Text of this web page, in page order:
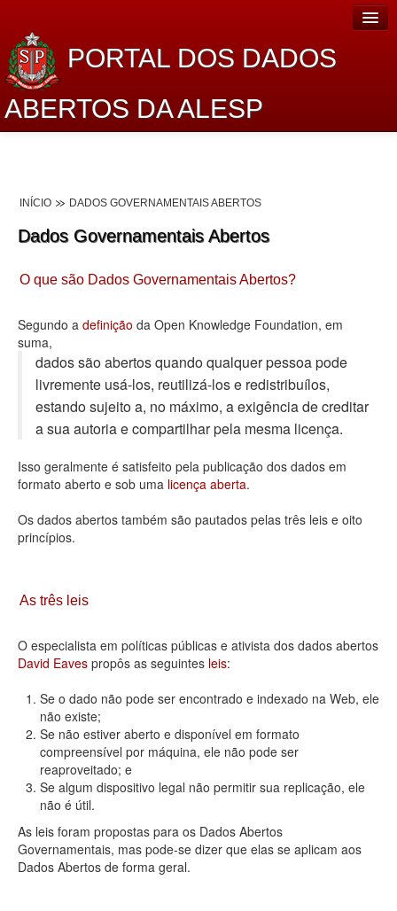
PORTAL DOS DADOS
ABERTOS DA ALESP
Lei de Acesso à Informação
Dados Governamentais Abertos
Planejamento
Catálogo de dados
Processo Legislativo
Deputados Estaduais
Administração
Legislação
Agenda
Contato
INÍCIO DADOS GOVERNAMENTAIS ABERTOS
Dados Governamentais Abertos
O que são Dados Governamentais Abertos?
Segundo a definição da Open Knowledge Foundation, em
suma,
dados são abertos quando qualquer pessoa pode
livremente usá-los, reutilizá-los e redistribuí­los,
estando sujeito a, no máximo, a exigência de creditar
a sua autoria e compartilhar pela mesma licença.
Isso geralmente é satisfeito pela publicação dos dados em
formato aberto e sob uma licença aberta.
Os dados abertos também são pautados pelas três leis e oito
princípios.
As três leis
O especialista em políticas públicas e ativista dos dados abertos
David Eaves propôs as seguintes leis:
Se o dado não pode ser encontrado e indexado na Web, ele
não existe;
Se não estiver aberto e disponível em formato
compreensível por máquina, ele não pode ser
reaproveitado; e
Se algum dispositivo legal não permitir sua replicação, ele
não é útil.
As leis foram propostas para os Dados Abertos
Governamentais, mas pode-se dizer que elas se aplicam aos
Dados Abertos de forma geral.